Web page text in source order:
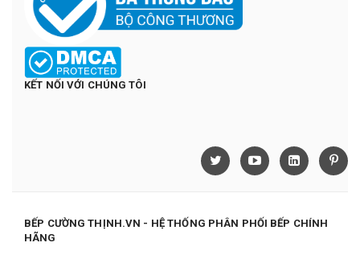
KẾT NỐI VỚI CHÚNG TÔI
BẾP CƯỜNG THỊNH.VN - HỆ THỐNG PHÂN PHỐI BẾP CHÍNH
HÃNG